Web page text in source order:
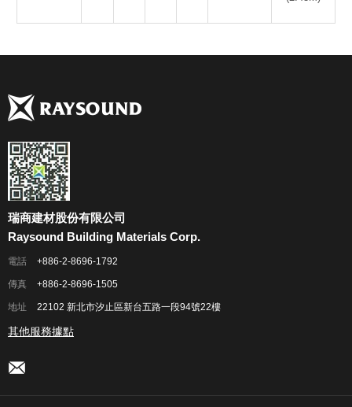
瑞商建材股份有限公司
Raysound Building Materials Corp.
電話 +886-2-8696-1792
傳真 +886-2-8696-1505
地址 22102 新北市汐止區新台五路一段94號22樓
其他服務據點